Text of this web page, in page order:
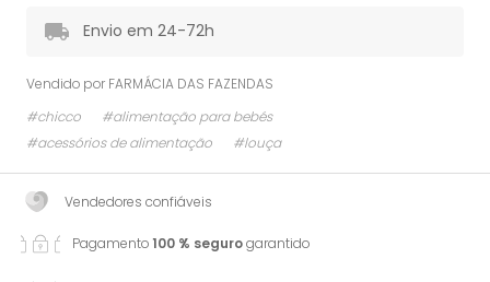
Envio em 24-72h
Vendido por FARMÁCIA DAS FAZENDAS
#chicco
#alimentação para bebés
#acessórios de alimentação
#louça
Vendedores confiáveis
Pagamento100 % segurogarantido